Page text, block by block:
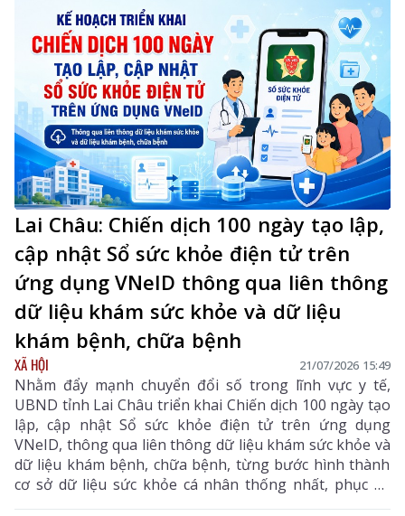
Lai Châu: Chiến dịch 100 ngày tạo lập,
cập nhật Sổ sức khỏe điện tử trên
ứng dụng VNeID thông qua liên thông
dữ liệu khám sức khỏe và dữ liệu
khám bệnh, chữa bệnh
XÃ HỘI 21/07/2026 15:49
Nhằm đẩy mạnh chuyển đổi số trong lĩnh vực y tế,
UBND tỉnh Lai Châu triển khai Chiến dịch 100 ngày tạo
lập, cập nhật Sổ sức khỏe điện tử trên ứng dụng
VNeID, thông qua liên thông dữ liệu khám sức khỏe và
dữ liệu khám bệnh, chữa bệnh, từng bước hình thành
cơ sở dữ liệu sức khỏe cá nhân thống nhất, phục vụ
quản lý sức khỏe toàn dân.